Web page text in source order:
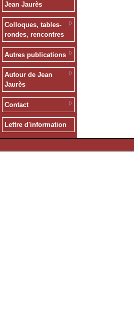
Jean Jaurès
Colloques, tables-
rondes, rencontres
Autres publications
Autour de Jean
Jaurès
Contact
Lettre d'information